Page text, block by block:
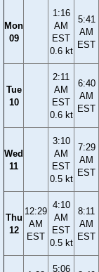
Mon
09
1:16
AM
EST
0.6 kt
5:41
AM
EST
Tue
10
2:11
AM
EST
0.6 kt
6:40
AM
EST
Wed
11
3:10
AM
EST
0.5 kt
7:29
AM
EST
Thu
12
12:29
AM
EST
4:10
AM
EST
0.5 kt
8:11
AM
EST
5:06